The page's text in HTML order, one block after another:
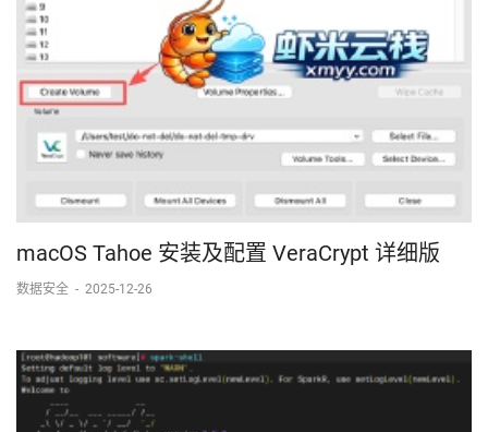
macOS Tahoe 安装及配置 VeraCrypt 详细版
数据安全 - 2025-12-26